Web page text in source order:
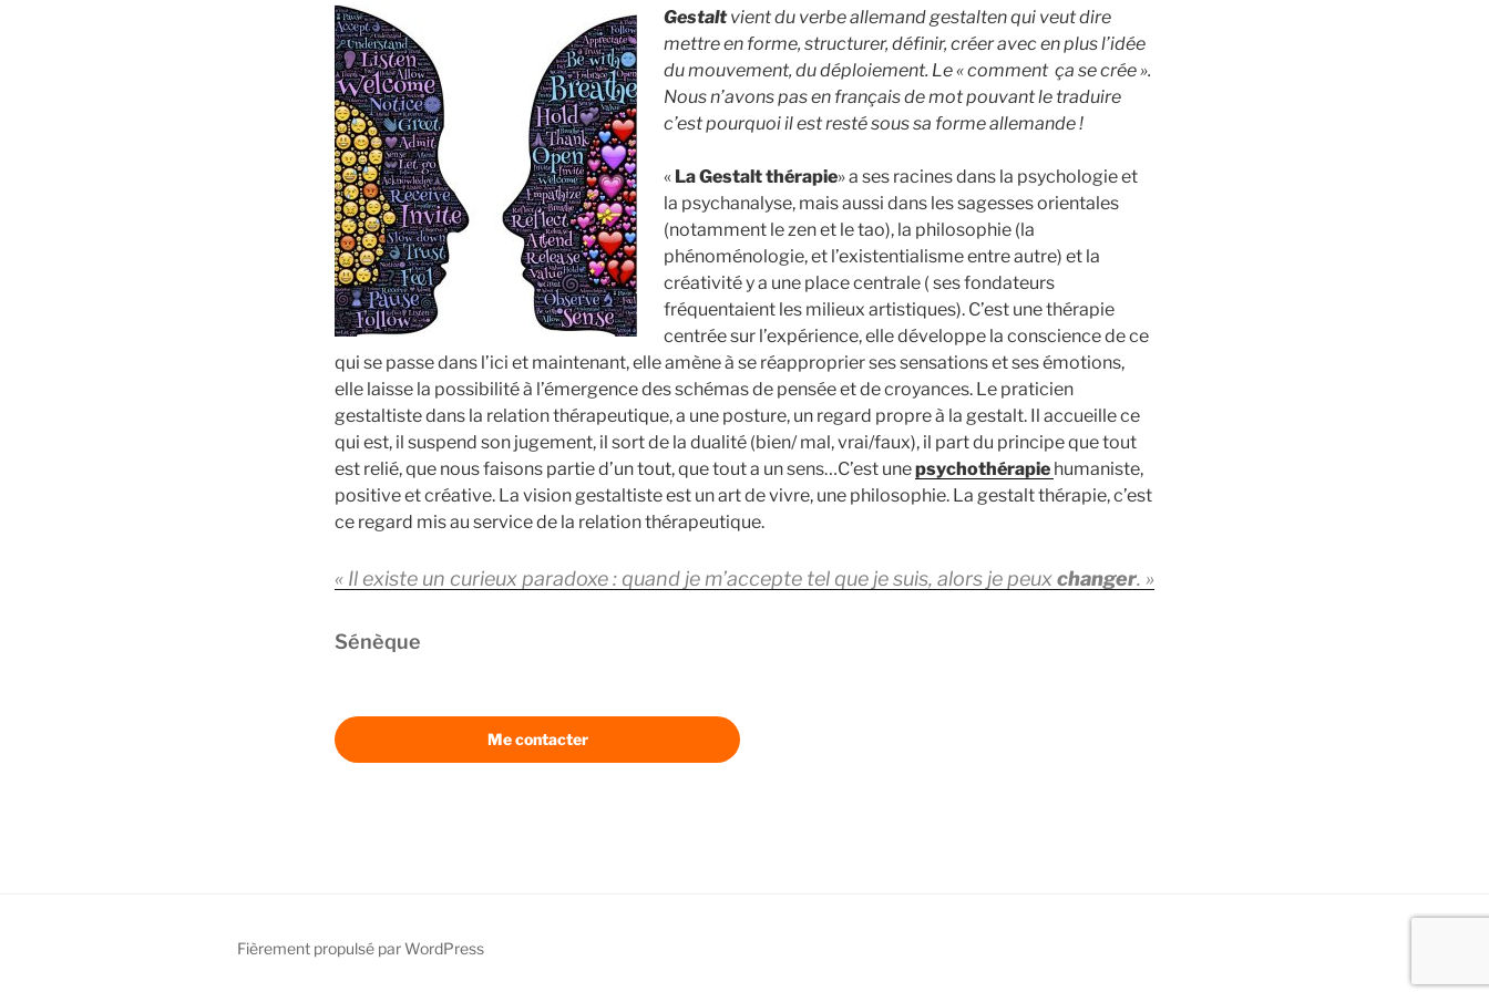
Gestaltvient du verbe allemand gestalten qui veut dire
mettre en forme, structurer, définir, créer avec en plus l’idée
du mouvement, du déploiement. Le « comment ça se crée ».
Nous n’avons pas en français de mot pouvant le traduire
c’est pourquoi il est resté sous sa forme allemande !
« La Gestalt thérapie» a ses racines dans la psychologie et
la psychanalyse, mais aussi dans les sagesses orientales
(notamment le zen et le tao), la philosophie (la
phénoménologie, et l’existentialisme entre autre) et la
créativité y a une place centrale ( ses fondateurs
fréquentaient les milieux artistiques). C’est une thérapie
centrée sur l’expérience, elle développe la conscience de ce
qui se passe dans l’ici et maintenant, elle amène à se réapproprier ses sensations et ses émotions,
elle laisse la possibilité à l’émergence des schémas de pensée et de croyances. Le praticien
gestaltiste dans la relation thérapeutique, a une posture, un regard propre à la gestalt. Il accueille ce
qui est, il suspend son jugement, il sort de la dualité (bien/ mal, vrai/faux), il part du principe que tout
est relié, que nous faisons partie d’un tout, que tout a un sens…C’est unepsychothérapie humaniste,
positive et créative. La vision gestaltiste est un art de vivre, une philosophie. La gestalt thérapie, c’est
ce regard mis au service de la relation thérapeutique.
« Il existe un curieux paradoxe : quand je m’accepte tel que je suis, alors je peuxchanger. »
Sénèque
Me contacter
Fièrement propulsé par WordPress